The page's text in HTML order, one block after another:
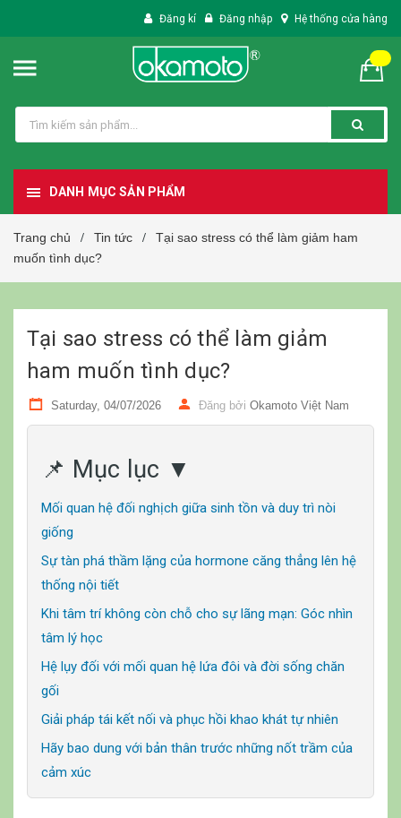
Đăng kí Đăng nhập Hệ thống cửa hàng
DANH MỤC SẢN PHẨM
Trang chủ / Tin tức /
Tại sao stress có thể làm giảm ham
muốn tình dục?
Tại sao stress có thể làm giảm
ham muốn tình dục?
Saturday, 04/07/2026 Đăng bởi Okamoto Việt Nam
📌 Mục lục ▼
Mối quan hệ đối nghịch giữa sinh tồn và duy trì nòi
giống
Sự tàn phá thầm lặng của hormone căng thẳng lên hệ
thống nội tiết
Khi tâm trí không còn chỗ cho sự lãng mạn: Góc nhìn
tâm lý học
Hệ lụy đối với mối quan hệ lứa đôi và đời sống chăn
gối
Giải pháp tái kết nối và phục hồi khao khát tự nhiên
Hãy bao dung với bản thân trước những nốt trầm của
cảm xúc